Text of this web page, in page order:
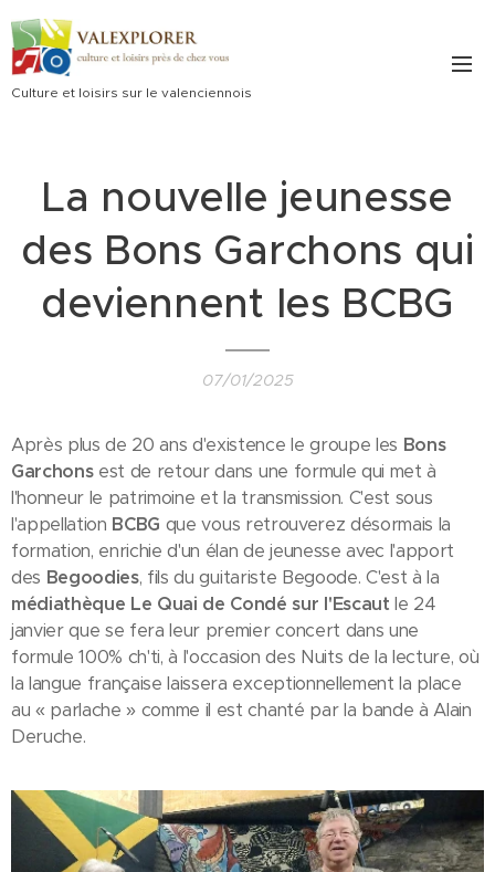
Culture et loisirs sur le valenciennois
La nouvelle jeunesse
des Bons Garchons qui
deviennent les BCBG
07/01/2025
Après plus de 20 ans d'existence le groupe les Bons
Garchons est de retour dans une formule qui met à
l'honneur le patrimoine et la transmission. C'est sous
l'appellation BCBG que vous retrouverez désormais la
formation, enrichie d'un élan de jeunesse avec l'apport
des Begoodies, fils du guitariste Begoode. C'est à la
médiathèque Le Quai de Condé sur l'Escautle 24
janvier que se fera leur premier concert dans une
formule 100% ch'ti, à l'occasion des Nuits de la lecture, où
la langue française laissera exceptionnellement la place
au « parlache » comme il est chanté par la bande à Alain
Deruche.